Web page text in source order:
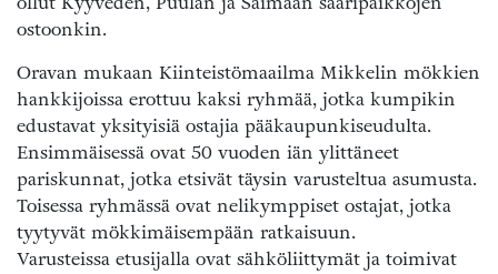
ostoonkin.
Oravan mukaan Kiinteistömaailma Mikkelin mökkien
hankkijoissa erottuu kaksi ryhmää, jotka kumpikin
edustavat yksityisiä ostajia pääkaupunkiseudulta.
Ensimmäisessä ovat 50 vuoden iän ylittäneet
pariskunnat, jotka etsivät täysin varusteltua asumusta.
Toisessa ryhmässä ovat nelikymppiset ostajat, jotka
tyytyvät mökkimäisempään ratkaisuun.
Varusteissa etusijalla ovat sähköliittymät ja toimivat